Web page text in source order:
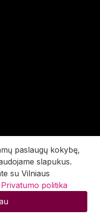
paslaugų kokybę,
slapukus.
su Vilniaus
Privatumo politika